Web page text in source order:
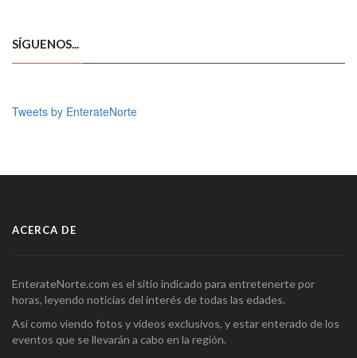
SÍGUENOS...
Tweets by EnterateNorte
ACERCA DE
EnterateNorte.com es el sitio indicado para entretenerte por
horas, leyendo noticias del interés de todas las edades.
Así como viendo fotos y videos exclusivos, y estar enterado de los
eventos que se llevarán a cabo en la región.